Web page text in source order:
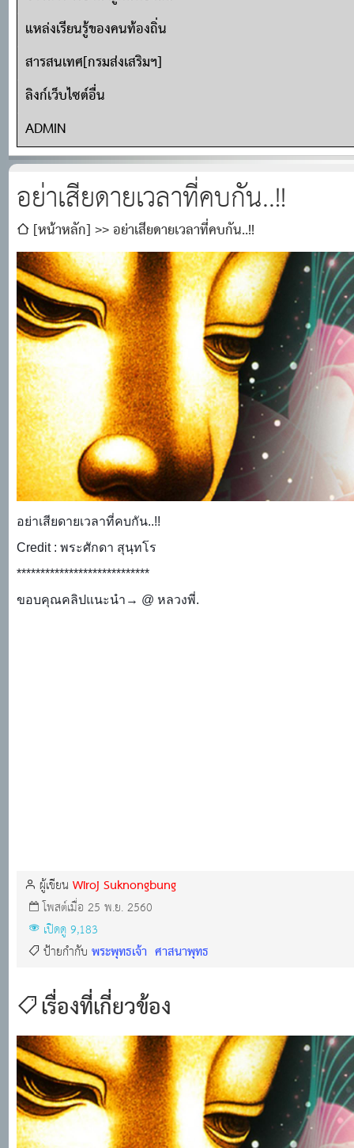
แหล่งเรียนรู้ของคนท้องถิ่น
สารสนเทศ[กรมส่งเสริมฯ]
ลิงก์เว็บไซต์อื่น
ADMIN
อย่าเสียดายเวลาที่คบกัน..!!
[หน้าหลัก] อย่าเสียดายเวลาที่คบกัน..!!
อย่าเสียดายเวลาที่คบกัน..!!
Credit : พระศักดา สุนฺทโร
****************************
ขอบคุณคลิปแนะนำ→ @ หลวงพี่.
ผู้เขียนWiroj Suknongbung
โพสต์เมื่อ 25 พ.ย. 2560
เปิดดู 9,183
ป้ายกำกับพระพุทธเจ้า ศาสนาพุทธ
เรื่องที่เกี่ยวข้อง